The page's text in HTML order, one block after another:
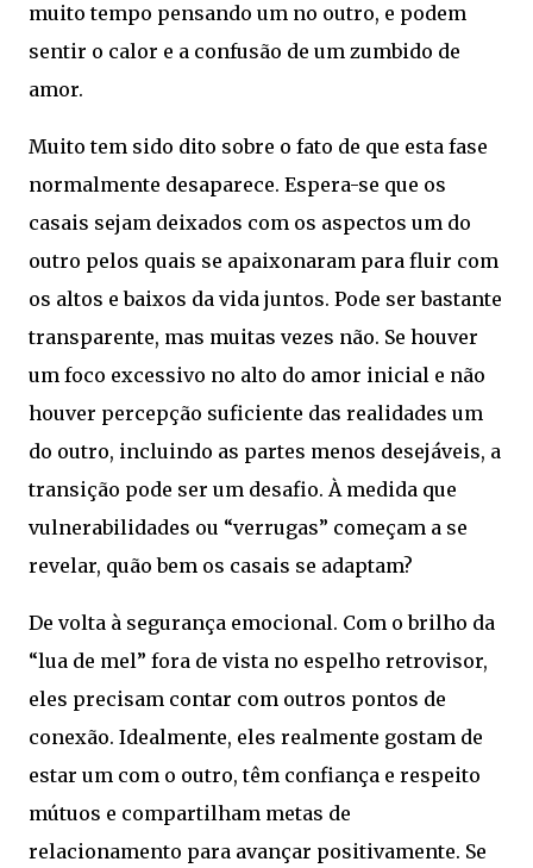
muito tempo pensando um no outro, e podem
sentir o calor e a confusão de um zumbido de
amor.
Muito tem sido dito sobre o fato de que esta fase
normalmente desaparece. Espera-se que os
casais sejam deixados com os aspectos um do
outro pelos quais se apaixonaram para fluir com
os altos e baixos da vida juntos. Pode ser bastante
transparente, mas muitas vezes não. Se houver
um foco excessivo no alto do amor inicial e não
houver percepção suficiente das realidades um
do outro, incluindo as partes menos desejáveis, a
transição pode ser um desafio. À medida que
vulnerabilidades ou “verrugas” começam a se
revelar, quão bem os casais se adaptam?
De volta à segurança emocional. Com o brilho da
“lua de mel” fora de vista no espelho retrovisor,
eles precisam contar com outros pontos de
conexão. Idealmente, eles realmente gostam de
estar um com o outro, têm confiança e respeito
mútuos e compartilham metas de
relacionamento para avançar positivamente. Se